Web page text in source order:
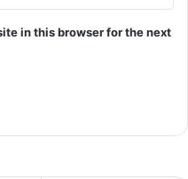
in this browser for the next